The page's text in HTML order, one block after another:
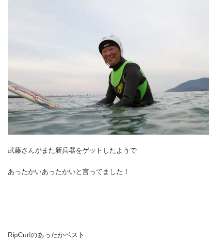
武藤さんがまた新兵器をゲットしたようで
あったかいあったかいと言ってました！
RipCurlのあったかベスト